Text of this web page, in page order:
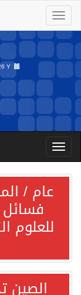
Y
عام /
فسائل
للعلوم
الصين